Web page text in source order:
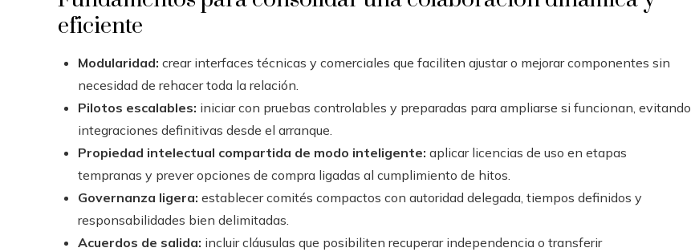
eficiente
Modularidad: crear interfaces técnicas y comerciales que faciliten ajustar o mejorar componentes sin
necesidad de rehacer toda la relación.
Pilotos escalables: iniciar con pruebas controlables y preparadas para ampliarse si funcionan, evitando
integraciones definitivas desde el arranque.
Propiedad intelectual compartida de modo inteligente: aplicar licencias de uso en etapas
tempranas y prever opciones de compra ligadas al cumplimiento de hitos.
Governanza ligera: establecer comités compactos con autoridad delegada, tiempos definidos y
responsabilidades bien delimitadas.
Acuerdos de salida: incluir cláusulas que posibiliten recuperar independencia o transferir